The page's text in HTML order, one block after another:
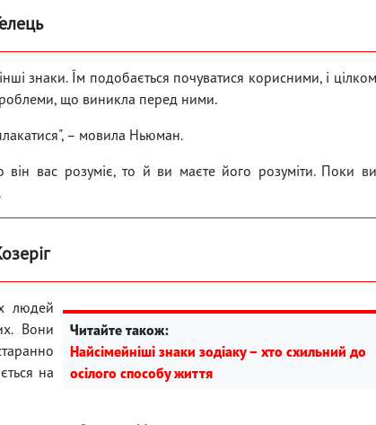
знаки. Їм подобається почуватися корисними, і цілком
що виникла перед ними.
– мовила Ньюман.
вас розуміє, то й ви маєте його розуміти. Поки ви
Читайте також:
Найсімейніші знаки зодіаку – хто схильний до
осілого способу життя
людей
Вони
на